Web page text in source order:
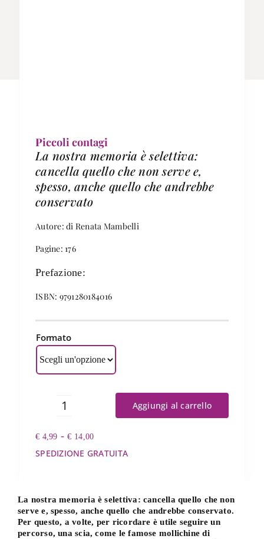
Piccoli contagi
La nostra memoria è selettiva:
cancella quello che non serve e,
spesso, anche quello che andrebbe
conservato
Autore: di Renata Mambelli
Pagine: 176
Prefazione:
ISBN: 9791280184016
Formato
Piccoli
quantità
Aggiungi al carrello
€ 4,99 - € 14,00Fascia
di
prezzo:
a
€ 14,00
SPEDIZIONE GRATUITA
La nostra memoria è selettiva: cancella quello che non
serve e, spesso, anche quello che andrebbe conservato.
Per questo, a volte, per ricordare è utile seguire un
percorso, una scia, come le famose mollichine di